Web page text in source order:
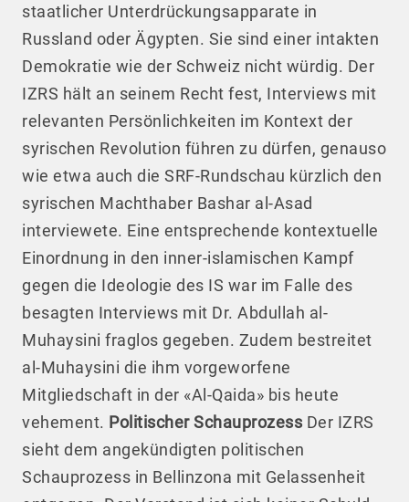
staatlicher Unterdrückungsapparate in
Russland oder Ägypten. Sie sind einer intakten
Demokratie wie der Schweiz nicht würdig. Der
IZRS hält an seinem Recht fest, Interviews mit
relevanten Persönlichkeiten im Kontext der
syrischen Revolution führen zu dürfen, genauso
wie etwa auch die SRF-Rundschau kürzlich den
syrischen Machthaber Bashar al-Asad
interviewete. Eine entsprechende kontextuelle
Einordnung in den inner-islamischen Kampf
gegen die Ideologie des IS war im Falle des
besagten Interviews mit Dr. Abdullah al-
Muhaysini fraglos gegeben. Zudem bestreitet
al-Muhaysini die ihm vorgeworfene
Mitgliedschaft in der «Al-Qaida» bis heute
vehement. Politischer Schauprozess Der IZRS
sieht dem angekündigten politischen
Schauprozess in Bellinzona mit Gelassenheit